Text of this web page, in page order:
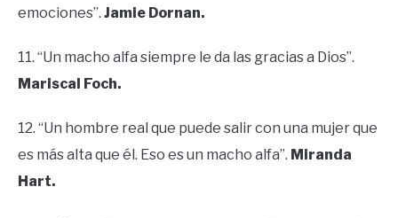
emociones”. Jamie Dornan.
11. “Un macho alfa siempre le da las gracias a Dios”.
Mariscal Foch.
12. “Un hombre real que puede salir con una mujer que
es más alta que él. Eso es un macho alfa”. Miranda
Hart.